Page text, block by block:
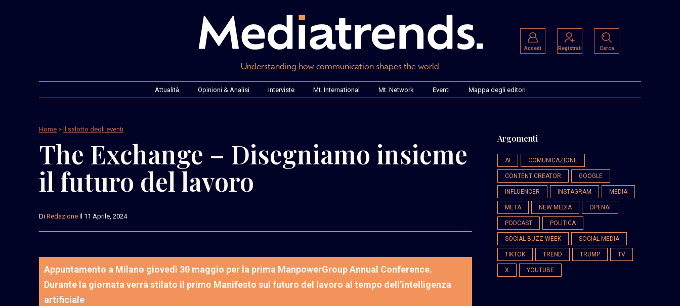
Understanding how communication shapes the world
Accedi Registrati Cerca
Attualità Opinioni & Analisi Interviste Mt. International Mt. Network Eventi Mappa degli editori
Home > Il salotto degli eventi
The Exchange – Disegniamo insieme
il futuro del lavoro
Di Redazione Il 11 Aprile, 2024
Appuntamento a Milano giovedì 30 maggio per la prima ManpowerGroup Annual Conference.
Durante la giornata verrà stilato il primo Manifesto sul futuro del lavoro al tempo dell’intelligenza
artificiale
Argomenti
AI COMUNICAZIONE
CONTENT CREATOR GOOGLE
INFLUENCER INSTAGRAM MEDIA
META NEW MEDIA OPENAI
PODCAST POLITICA
SOCIAL BUZZ WEEK SOCIAL MEDIA
TIKTOK TREND TRUMP TV
X YOUTUBE